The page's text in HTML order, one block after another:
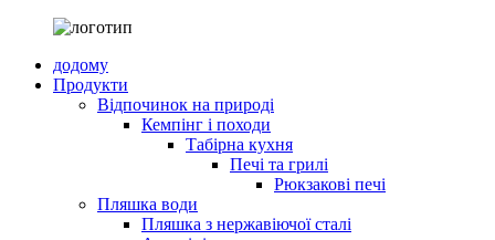
додому
Продукти
Відпочинок на природі
Кемпінг і походи
Табірна кухня
Печі та грилі
Рюкзакові печі
Пляшка води
Пляшка з нержавіючої сталі